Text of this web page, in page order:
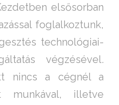
elsősorban
foglalkoztunk,
technológiai-
végzésével.
nincs a cégnél a
munkával, illetve